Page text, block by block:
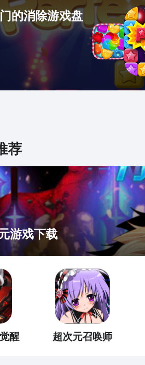
的消除游戏盘
荐
游戏下载
醒 超次元召唤师